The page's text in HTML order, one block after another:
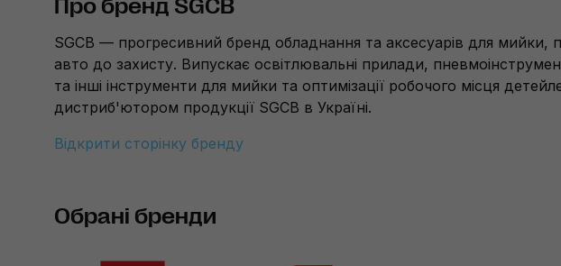
Про бренд SGCB
SGCB — прогресивний бренд обладнання та аксесуарів для мийки,
авто до захисту. Випускає освітлювальні прилади,
та інші інструменти для мийки та оптимізації робочого місця
дистриб'ютором продукції SGCB в Україні.
Відкрити сторінку бренду
Обрані бренди